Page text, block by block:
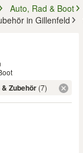
Auto, Rad & Boot
in Gillenfeld
Zubehör (7)